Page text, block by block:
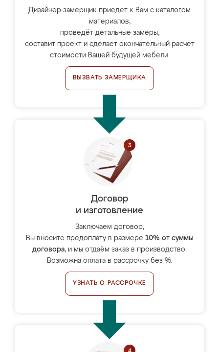
Дизайнер-замерщик приедет к Вам с каталогом
материалов,
проведёт детальные замеры,
составит проект и сделает окончательный расчёт
стоимости Вашей будущей мебели.
ВЫЗВАТЬ ЗАМЕРЩИКА
Договор
и изготовление
Заключаем договор,
Вы вносите предоплату в размере 10% от суммы
договора, и мы отдаём заказ в производство.
Возможна оплата в рассрочку без %.
УЗНАТЬ О РАССРОЧКЕ